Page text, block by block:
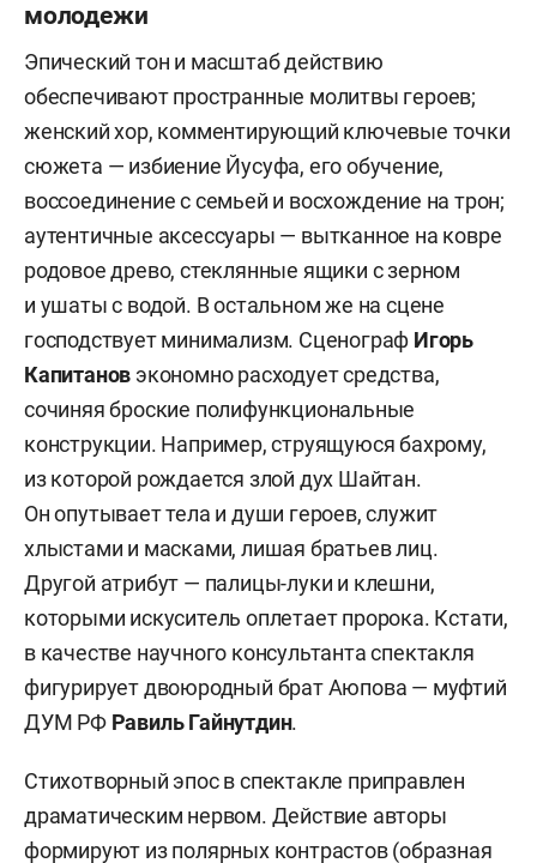
молодежи
Эпический тон и масштаб действию
обеспечивают пространные молитвы героев;
женский хор, комментирующий ключевые точки
сюжета — избиение Йусуфа, его обучение,
воссоединение с семьей и восхождение на трон;
аутентичные аксессуары — вытканное на ковре
родовое древо, стеклянные ящики с зерном
и ушаты с водой. В остальном же на сцене
господствует минимализм. Сценограф Игорь
Капитанов экономно расходует средства,
сочиняя броские полифункциональные
конструкции. Например, струящуюся бахрому,
из которой рождается злой дух Шайтан.
Он опутывает тела и души героев, служит
хлыстами и масками, лишая братьев лиц.
Другой атрибут — палицы-луки и клешни,
которыми искуситель оплетает пророка. Кстати,
в качестве научного консультанта спектакля
фигурирует двоюродный брат Аюпова — муфтий
ДУМ РФ Равиль Гайнутдин.
Стихотворный эпос в спектакле приправлен
драматическим нервом. Действие авторы
формируют из полярных контрастов (образная